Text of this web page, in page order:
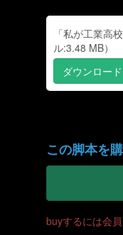
「私が工業
ル:3.48 MB）
ダウンロード
この脚本を
buyするには会